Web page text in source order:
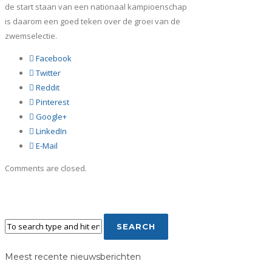
de start staan van een nationaal kampioenschap
is daarom een goed teken over de groei van de
zwemselectie.
Facebook
Twitter
Reddit
Pinterest
Google+
LinkedIn
E-Mail
Comments are closed.
Meest recente nieuwsberichten